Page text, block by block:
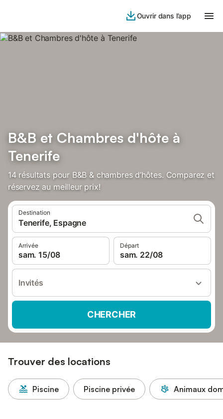
Ouvrir dans l’app
B&B et Chambres d'hôte à
Tenerife
14 résultats pour B&B & chambres d’hôtes. Comparez et
réservez au meilleur prix!
Destination
Tenerife, Espagne
Arrivée
sam. 15/08
Départ
sam. 22/08
Invités
CHERCHER
Trouver des locations
Piscine Piscine privée Animaux